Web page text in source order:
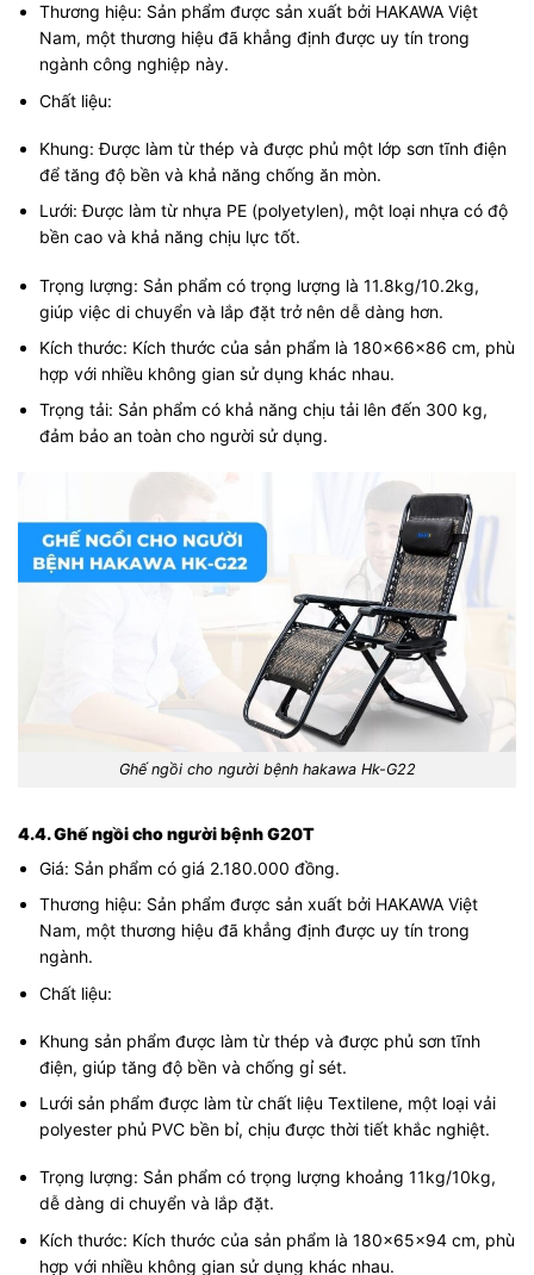
Thương hiệu: Sản phẩm được sản xuất bởi HAKAWA Việt
Nam, một thương hiệu đã khẳng định được uy tín trong
ngành công nghiệp này.
Chất liệu:
Khung: Được làm từ thép và được phủ một lớp sơn tĩnh điện
để tăng độ bền và khả năng chống ăn mòn.
Lưới: Được làm từ nhựa PE (polyetylen), một loại nhựa có độ
bền cao và khả năng chịu lực tốt.
Trọng lượng: Sản phẩm có trọng lượng là 11.8kg/10.2kg,
giúp việc di chuyển và lắp đặt trở nên dễ dàng hơn.
Kích thước: Kích thước của sản phẩm là 180x66x86 cm, phù
hợp với nhiều không gian sử dụng khác nhau.
Trọng tải: Sản phẩm có khả năng chịu tải lên đến 300 kg,
đảm bảo an toàn cho người sử dụng.
Ghế ngồi cho người bệnh hakawa Hk-G22
4.4. Ghế ngồi cho người bệnh G20T
Giá: Sản phẩm có giá 2.180.000 đồng.
Thương hiệu: Sản phẩm được sản xuất bởi HAKAWA Việt
Nam, một thương hiệu đã khẳng định được uy tín trong
ngành.
Chất liệu:
Khung sản phẩm được làm từ thép và được phủ sơn tĩnh
điện, giúp tăng độ bền và chống gỉ sét.
Lưới sản phẩm được làm từ chất liệu Textilene, một loại vải
polyester phủ PVC bền bỉ, chịu được thời tiết khắc nghiệt.
Trọng lượng: Sản phẩm có trọng lượng khoảng 11kg/10kg,
dễ dàng di chuyển và lắp đặt.
Kích thước: Kích thước của sản phẩm là 180x65x94 cm, phù
hợp với nhiều không gian sử dụng khác nhau.